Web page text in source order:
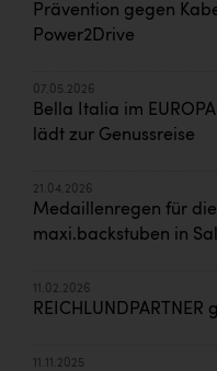
Prävention gegen
Power2Drive
07.05.2026
Bella Italia im
lädt zur Genussreise
21.04.2026
Medaillenregen für die
maxi.backstuben in
11.02.2026
11.11.2025